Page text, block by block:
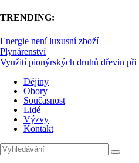
TRENDING:
Energie není luxusní zboží
Plynárenství
Využití pionýrských druhů dřevin při
Dějiny
Obory
Současnost
Lidé
Výzvy
Kontakt